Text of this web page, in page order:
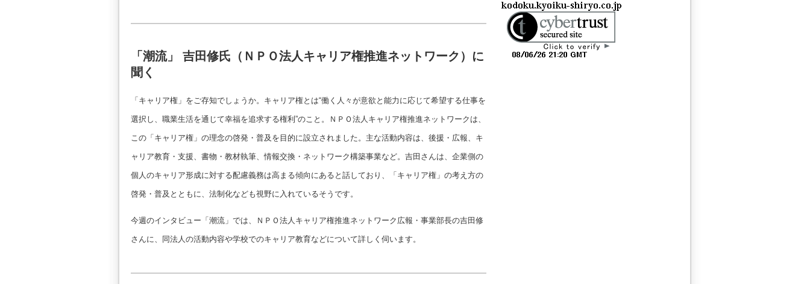
「潮流」 吉田修氏（ＮＰＯ法人キャリア権推進ネットワーク）に
聞く
「キャリア権」をご存知でしょうか。キャリア権とは“働く人々が意欲と能力に応じて希望する仕事を
選択し、職業生活を通じて幸福を追求する権利”のこと。ＮＰＯ法人キャリア権推進ネットワークは、
この「キャリア権」の理念の啓発・普及を目的に設立されました。主な活動内容は、後援・広報、キ
ャリア教育・支援、書物・教材執筆、情報交換・ネットワーク構築事業など。吉田さんは、企業側の
個人のキャリア形成に対する配慮義務は高まる傾向にあると話しており、「キャリア権」の考え方の
啓発・普及とともに、法制化なども視野に入れているそうです。
今週のインタビュー「潮流」では、ＮＰＯ法人キャリア権推進ネットワーク広報・事業部長の吉田修
さんに、同法人の活動内容や学校でのキャリア教育などについて詳しく伺います。